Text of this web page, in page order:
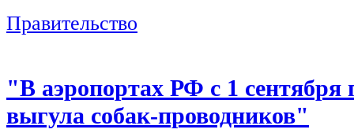
Правительство
"В аэропортах РФ с 1 сентября
выгула собак-проводников"